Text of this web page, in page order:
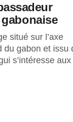
situé sur l’axe
du gabon et issu
s’intéresse aux